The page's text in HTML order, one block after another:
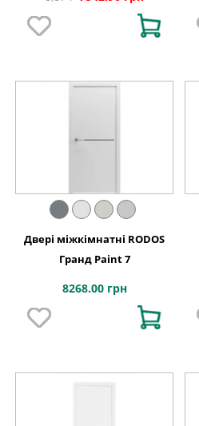
Двері міжкімнатні RODOS
Гранд Paint 7
8268.00 грн